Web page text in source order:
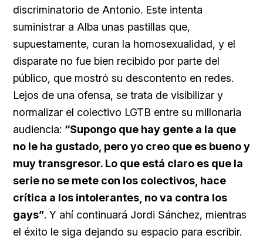
discriminatorio de Antonio. Este intenta
suministrar a Alba unas pastillas que,
supuestamente, curan la homosexualidad, y el
disparate no fue bien recibido por parte del
público, que mostró su descontento en redes.
Lejos de una ofensa, se trata de visibilizar y
normalizar el colectivo LGTB entre su millonaria
audiencia: “Supongo que hay gente a la que
no le ha gustado, pero yo creo que es bueno y
muy transgresor. Lo que está claro es que la
serie no se mete con los colectivos, hace
crítica a los intolerantes, no va contra los
gays”. Y ahí continuará Jordi Sánchez, mientras
el éxito le siga dejando su espacio para escribir.